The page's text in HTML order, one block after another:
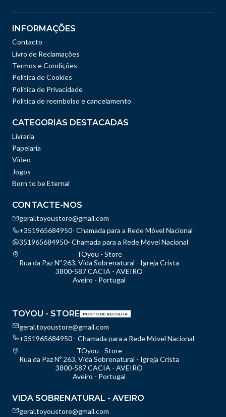
INFORMAÇÕES
Contacto
Livro de Reclamações
Termos e Condições
Política de Cookies
Política de Privacidade
Politica de reembolso e cancelamento
CATEGORIAS DESTACADAS
Livraria
Papelaria
Vídeo
Jogos
Born to be Eternal
CONTACTE-NOS
geral.toyoustore@gmail.com
+351965684950- Chamada para a Rede Móvel Nacional
351965684950- Chamada para a Rede Móvel Nacional
TOyou - Store
Rua da Paz Nº 263, Vida Sobrenatural - Igreja Crista
3800-587 CACIA - AVEIRO
Aveiro - Portugal
TOYOU - STORE PONTO DE RECOLHA
geral.toyoustore@gmail.com
+351965684950 - Chamada para a Rede Móvel Nacional
TOyou - Store
Rua da Paz Nº 263, Vida Sobrenatural - Igreja Crista
3800-587 CACIA - AVEIRO
Aveiro - Portugal
VIDA SOBRENATURAL - AVEIRO
geral.toyoustore@gmail.com